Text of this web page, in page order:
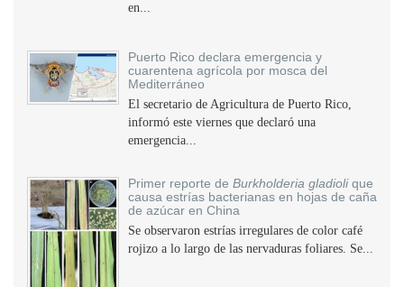
en...
Puerto Rico declara emergencia y
cuarentena agrícola por mosca del
Mediterráneo
El secretario de Agricultura de Puerto Rico,
informó este viernes que declaró una
emergencia...
Primer reporte de Burkholderia gladiolique
causa estrías bacterianas en hojas de caña
de azúcar en China
Se observaron estrías irregulares de color café
rojizo a lo largo de las nervaduras foliares. Se...